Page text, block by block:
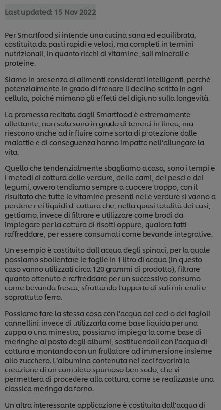
Last updated: 15 Nov 2022
Per Smartfood si intende una cucina sana ed equilibrata,
costituita da pasti rapidi e veloci, ma completi in termini
nutrizionali, in quanto ricchi di vitamine, sali minerali e
proteine.
Siamo in presenza di alimenti considerati intelligenti, perché
potenzialmente in grado di frenare il declino scritto in ogni
cellula, poiché mimano gli effetti del digiuno sulla longevità.
La promessa recitata dagli Smartfood è estremamente
allettante, non solo sono in grado di tenerci in linea, ma
riescono anche ad influire come sorta di protezione dalle
malattie e di conseguenza hanno impatto nell’allungare la
vita.
Quello che tendenzialmente sbagliamo a casa, sono i tempi e
i metodi di cottura delle verdure, delle carni, dei pesci e dei
legumi, ovvero tendiamo sempre a cuocere troppo, con il
risultato che tutte le vitamine presenti nelle verdure si vanno a
perdere nei liquidi di cottura che, nella quasi totalità dei casi,
gettiamo, invece di filtrare e utilizzare come brodi da
impiegare per la cottura di risotti oppure, qualora fatti
raffreddare, per essere consumati come bevande integrative.
Un esempio è costituito dall'acqua degli spinaci, per la quale
possiamo sbollentare le foglie in 1 litro di acqua (in questo
caso vanno utilizzati circa 120 grammi di prodotto), filtrare
quanto ottenuto e raffreddare per un successivo consumo
come bevanda fresca, sfruttando l’apporto di sali minerali e
soprattutto ferro.
Possiamo fare la stessa cosa con l'acqua dei ceci o dei fagioli
cannellini: invece di utilizzarla come base liquida per una
zuppa o una minestra, possiamo impiegarla come base di
meringhe al posto degli albumi, sostituendoli con l'acqua di
cottura e montando con un frullatore ad immersione insieme
allo zucchero. L’albumina contenuta nei ceci favorirà la
creazione di un completo spumoso ben sodo, che vi
permetterà di procedere alla cottura, come se realizzaste una
classica meringa da forno.
Un’altra interessante applicazione è costituita dall'acqua di
Usiamo cookies e tecnologie simili – anche di terze
parti – per migliorare la tua esperienza online sul
nostro sito, beneficiare di alcune opportunità (come